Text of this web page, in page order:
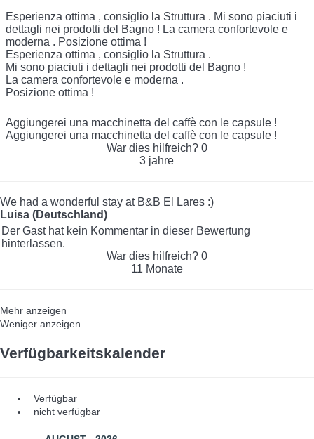
Esperienza ottima , consiglio la Struttura . Mi sono piaciuti i
dettagli nei prodotti del Bagno ! La camera confortevole e
moderna . Posizione ottima !
Esperienza ottima , consiglio la Struttura .
Mi sono piaciuti i dettagli nei prodotti del Bagno !
La camera confortevole e moderna .
Posizione ottima !
Aggiungerei una macchinetta del caffè con le capsule !
Aggiungerei una macchinetta del caffè con le capsule !
War dies hilfreich? 0
3 jahre
We had a wonderful stay at B&B El Lares :)
Luisa (Deutschland)
Der Gast hat kein Kommentar in dieser Bewertung
hinterlassen.
War dies hilfreich? 0
11 Monate
Mehr anzeigen
Weniger anzeigen
Verfügbarkeitskalender
Verfügbar
nicht verfügbar